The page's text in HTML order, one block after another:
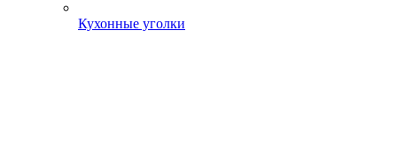
Кухонные уголки